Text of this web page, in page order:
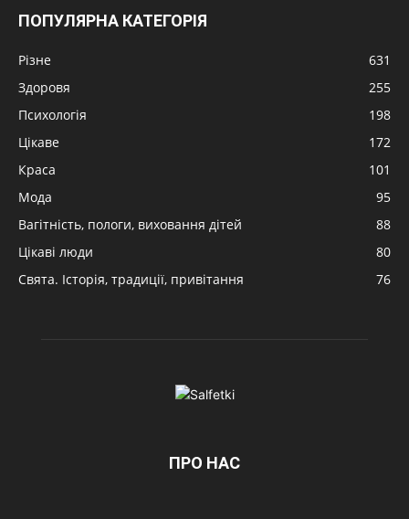
ПОПУЛЯРНА КАТЕГОРІЯ
Різне
631
Здоровя
255
Психологія
198
Цікаве
172
Краса
101
Мода
95
Вагітність, пологи, виховання дітей
88
Цікаві люди
80
Свята. Історія, традиції, привітання
76
ПРО НАС